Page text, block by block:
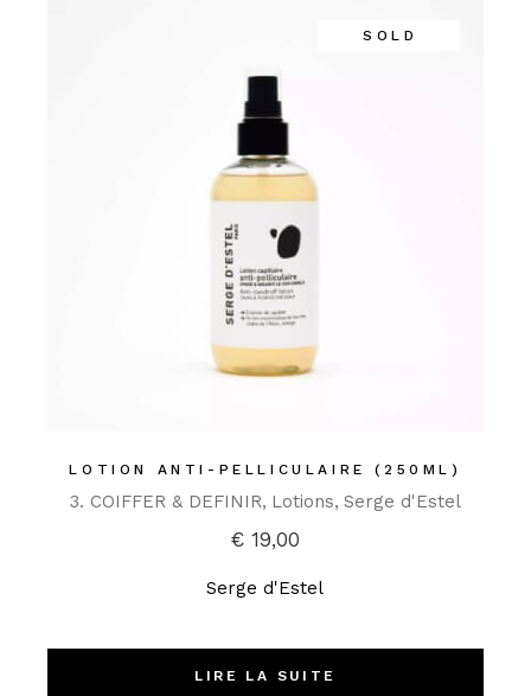
SOLD
LOTION ANTI-PELLICULAIRE (250ML)
3. COIFFER & DEFINIR Lotions Serge d'Estel
€ 19,00
Serge d'Estel
LIRE LA SUITE